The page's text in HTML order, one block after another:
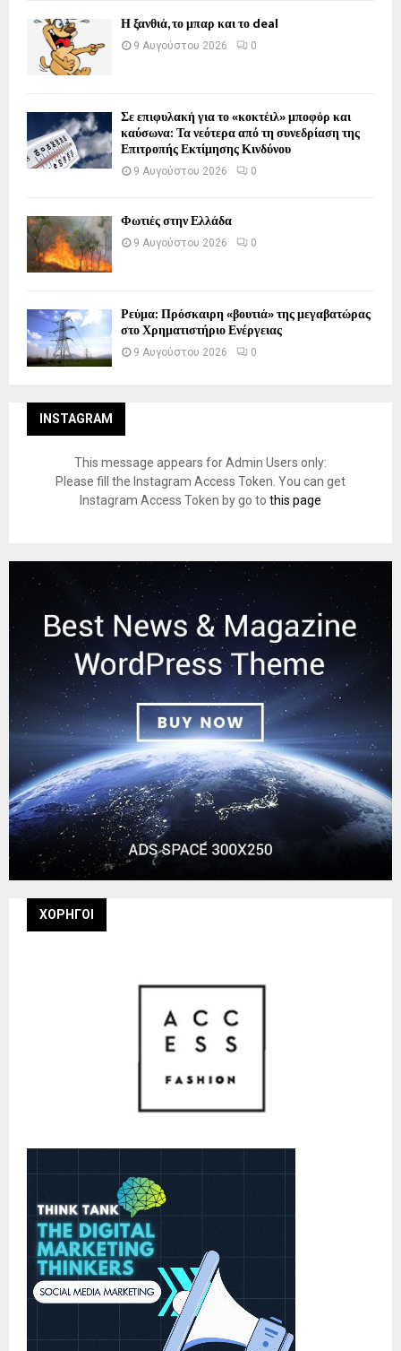
Η ξανθιά, το μπαρ και το deal
9 Αυγούστου 2026 0
Σε επιφυλακή για το «κοκτέιλ» μποφόρ και
καύσωνα: Τα νεότερα από τη συνεδρίαση της
Επιτροπής Εκτίμησης Κινδύνου
9 Αυγούστου 2026 0
Φωτιές στην Ελλάδα
9 Αυγούστου 2026 0
Ρεύμα: Πρόσκαιρη «βουτιά» της μεγαβατώρας
στο Χρηματιστήριο Ενέργειας
9 Αυγούστου 2026 0
INSTAGRAM
This message appears for Admin Users only:
Please fill the Instagram Access Token. You can get
Instagram Access Token by go to this page
ΧΟΡΗΓΟΙ